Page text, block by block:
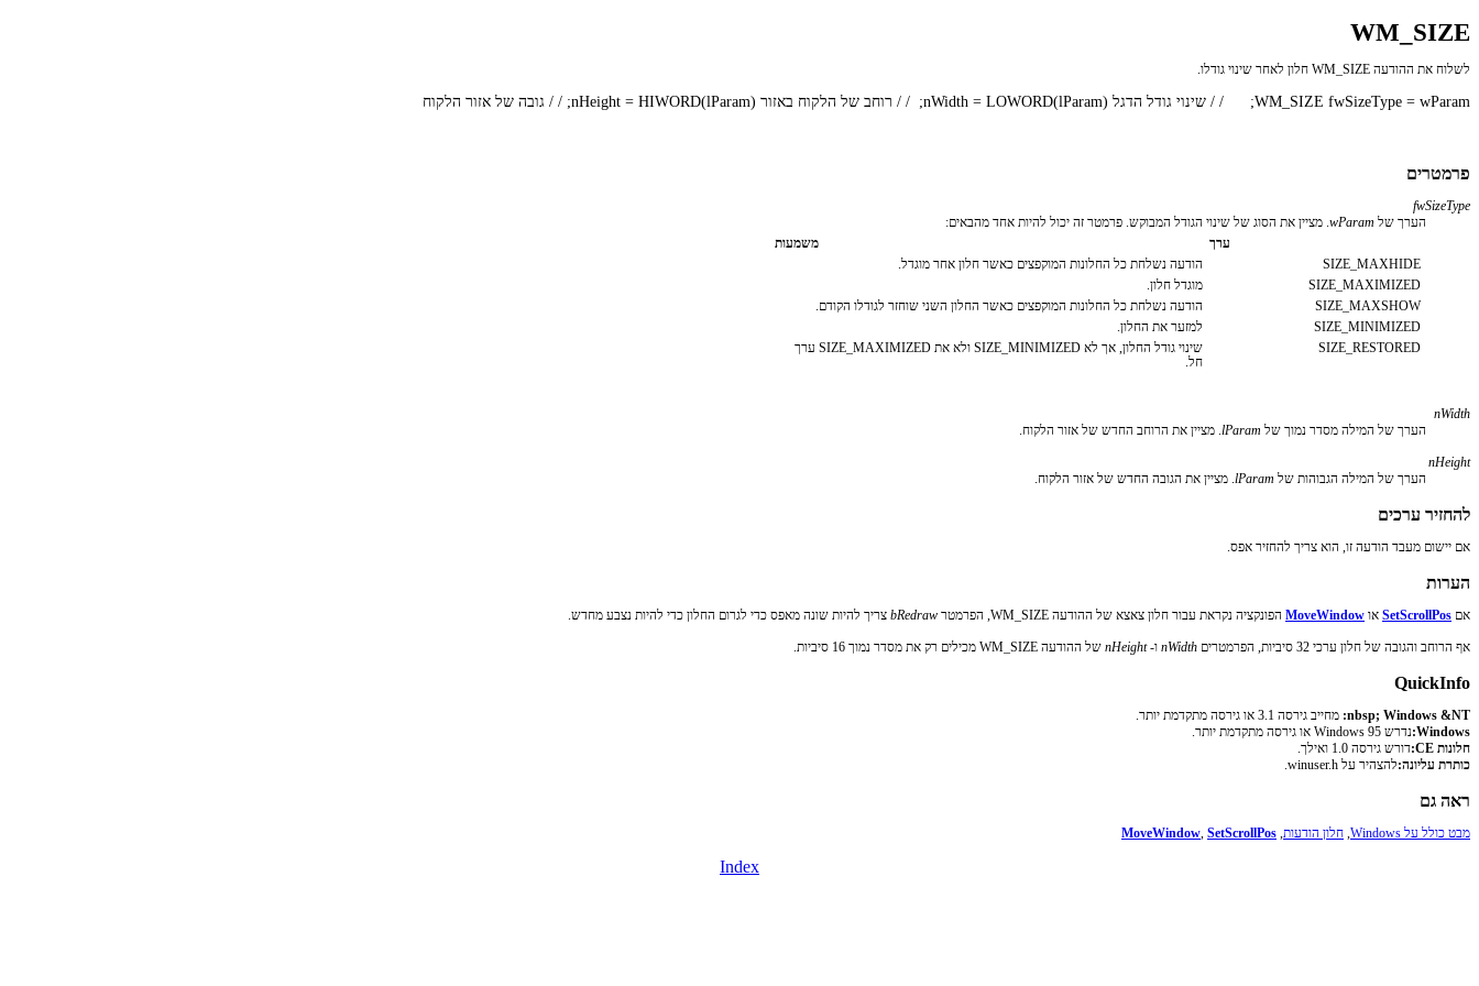
WM_SIZE
לשלוח את ההודעה WM_SIZE חלון לאחר שינוי גודלו.
פרמטרים
fwSizeType
הערך של wParam. מציין את הסוג של שינוי הגודל המבוקש. פרמטר זה יכול להיות אחד מהבאים:
ערך
משמעות
SIZE_MAXHIDE
הודעה נשלחת כל החלונות המוקפצים כאשר חלון אחר מוגדל.
SIZE_MAXIMIZED
מוגדל חלון.
SIZE_MAXSHOW
הודעה נשלחת כל החלונות המוקפצים כאשר החלון השני שוחזר לגודלו הקודם.
SIZE_MINIMIZED
למזער את החלון.
SIZE_RESTORED
שינוי גודל החלון, אך לא SIZE_MINIMIZED ולא את SIZE_MAXIMIZED ערך
חל.
nWidth
הערך של המילה מסדר נמוך של lParam. מציין את הרוחב החדש של אזור הלקוח.
nHeight
הערך של המילה הגבוהות של lParam . מציין את הגובה החדש של אזור הלקוח.
להחזיר ערכים
אם יישום מעבד הודעה זו, הוא צריך להחזיר אפס.
הערות
אם SetScrollPos או MoveWindow הפונקציה נקראת עבור חלון צאצא של ההודעה WM_SIZE, הפרמטר bRedraw צריך להיות שונה מאפס כדי לגרום החלון כדי להיות נצבע מחדש.
אף הרוחב והגובה של חלון ערכי 32 סיביות, הפרמטרים nWidth ו-nHeight של ההודעה WM_SIZE מכילים רק את מסדר נמוך 16 סיביות.
QuickInfo
nbsp; Windows &NT: מחייב גירסה 3.1 או גירסה מתקדמת יותר.
Windows: נדרש Windows 95 או גירסה מתקדמת יותר.
חלונות CE:
דורש גירסה 1.0 ואילך.
כותרת עליונה:להצהיר על winuser.h.
ראה גם
מבט כולל על Windows , חלון הודעות,
MoveWindow, SetScrollPos
Index